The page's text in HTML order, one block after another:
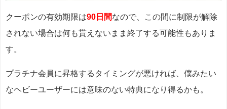
クーポンの有効期限は90日間なので、この間に制限が解除
されない場合は何も貰えないまま終了する可能性もありま
す。
プラチナ会員に昇格するタイミングが悪ければ、僕みたい
なヘビーユーザーには意味のない特典になり得るかも。